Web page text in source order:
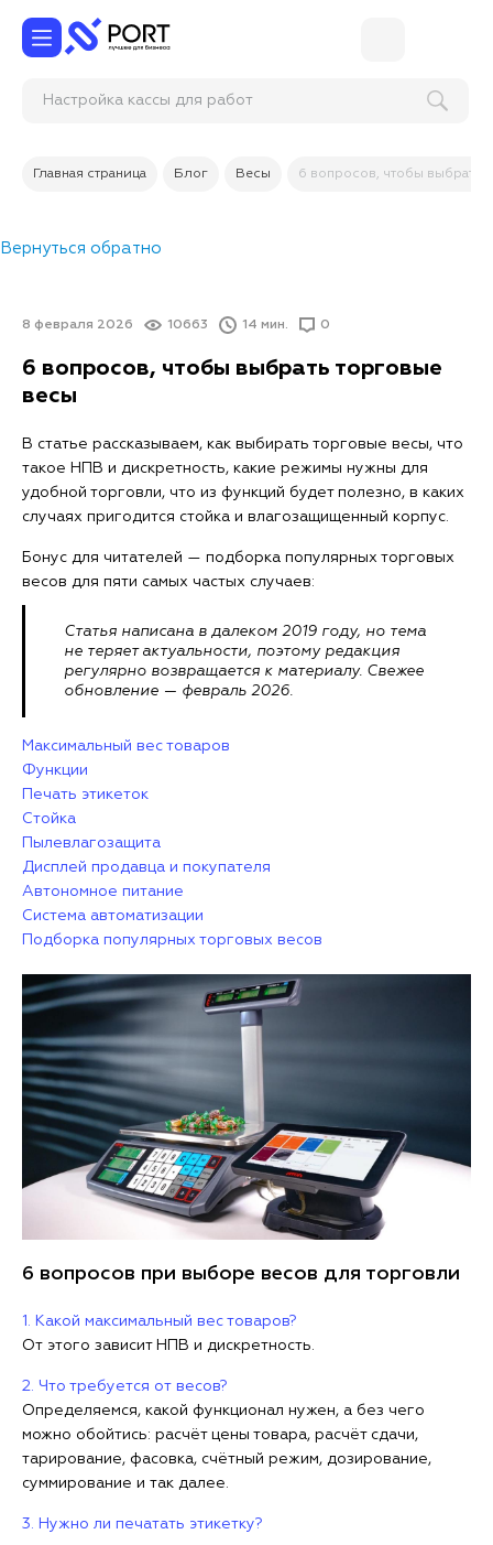
Нас
Главная страница Блог Весы 6 вопросов, чтобы выбрать
Вернуться обратно
8 февраля 2026 10663 14 мин. 0
6 вопросов, чтобы выбрать торговые
весы
В статье рассказываем, как выбирать торговые весы, что
такое НПВ и дискретность, какие режимы нужны для
удобной торговли, что из функций будет полезно, в каких
случаях пригодится стойка и влагозащищенный корпус.
Бонус для читателей — подборка популярных торговых
весов для пяти самых частых случаев:
Статья написана в далеком 2019 году, но тема
не теряет актуальности, поэтому редакция
регулярно возвращается к материалу. Свежее
обновление — февраль 2026.
Максимальный вес товаров
Функции
Печать этикеток
Стойка
Пылевлагозащита
Дисплей продавца и покупателя
Автономное питание
Система автоматизации
Подборка популярных торговых весов
6 вопросов при выборе весов для торговли
1. Какой максимальный вес товаров?
От этого зависит НПВ и дискретность.
2. Что требуется от весов?
Определяемся, какой функционал нужен, а без чего
можно обойтись: расчёт цены товара, расчёт сдачи,
тарирование, фасовка, счётный режим, дозирование,
суммирование и так далее.
3. Нужно ли печатать этикетку?